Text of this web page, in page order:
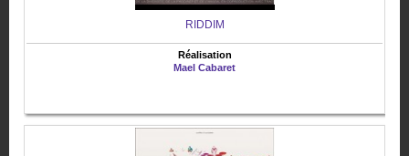
RIDDIM
Réalisation
Mael Cabaret